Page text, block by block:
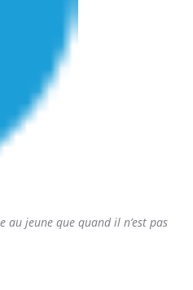
jeune que quand il n’est pas